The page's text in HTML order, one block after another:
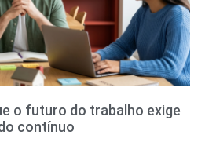
o futuro do trabalho exige
contínuo